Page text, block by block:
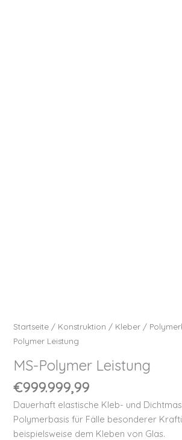
Startseite / Konstruktion / Kleber /
Polymer Leistung
MS-Polymer Leistung
€999.999,99
Dauerhaft elastische Kleb- und
Polymerbasis für Fälle besonderer
beispielsweise dem Kleben von Glas.